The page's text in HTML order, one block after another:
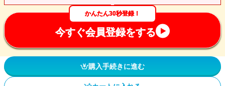
かんたん30秒登録！
今すぐ会員登録をする
購入手続きに進む